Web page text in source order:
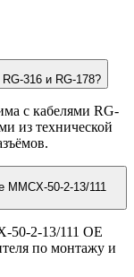
316 и RG-178?
с кабелями RG-
из технической
50-2-13/111 OE
по монтажу и